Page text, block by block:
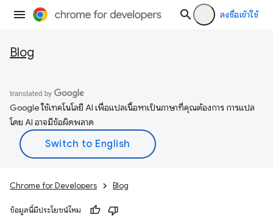
ลงชื่อเข้าใช้
Blog
Google ใช้เทคโนโลยี AI เพื่อแปลเนื้อหาเป็นภาษาที่คุณต้องการ การแปล
โดย AI อาจมีข้อผิดพลาด
Chrome for Developers Blog
ข้อมูลนี้มีประโยชน์ไหม